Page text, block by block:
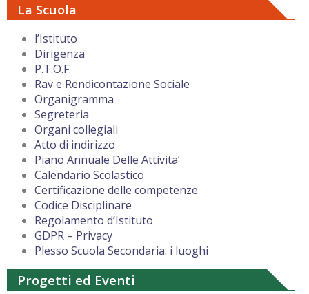
La Scuola
l’Istituto
Dirigenza
P.T.O.F.
Rav e Rendicontazione Sociale
Organigramma
Segreteria
Organi collegiali
Atto di indirizzo
Piano Annuale Delle Attivita’
Calendario Scolastico
Certificazione delle competenze
Codice Disciplinare
Regolamento d’Istituto
GDPR – Privacy
Plesso Scuola Secondaria: i luoghi
Progetti ed Eventi